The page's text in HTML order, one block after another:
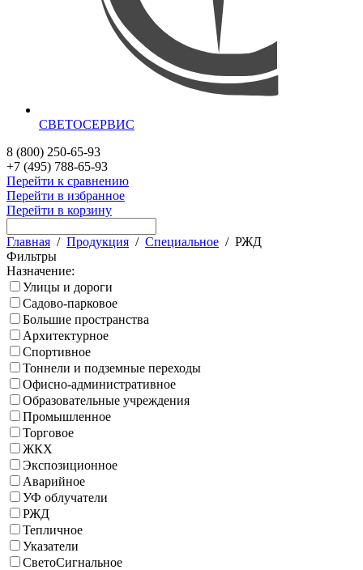
СВЕТОСЕРВИС
8 (800) 250-65-93
+7 (495) 788-65-93
Перейти к сравнению
Перейти в избранное
Перейти в корзину
Главная / Продукция / Специальное / РЖД
Фильтры
Назначение:
Улицы и дороги
Садово-парковое
Большие пространства
Архитектурное
Спортивное
Тоннели и подземные переходы
Офисно-административное
Образовательные учреждения
Промышленное
Торговое
ЖКХ
Экспозиционное
Аварийное
УФ облучатели
РЖД
Тепличное
Указатели
СветоСигнальное